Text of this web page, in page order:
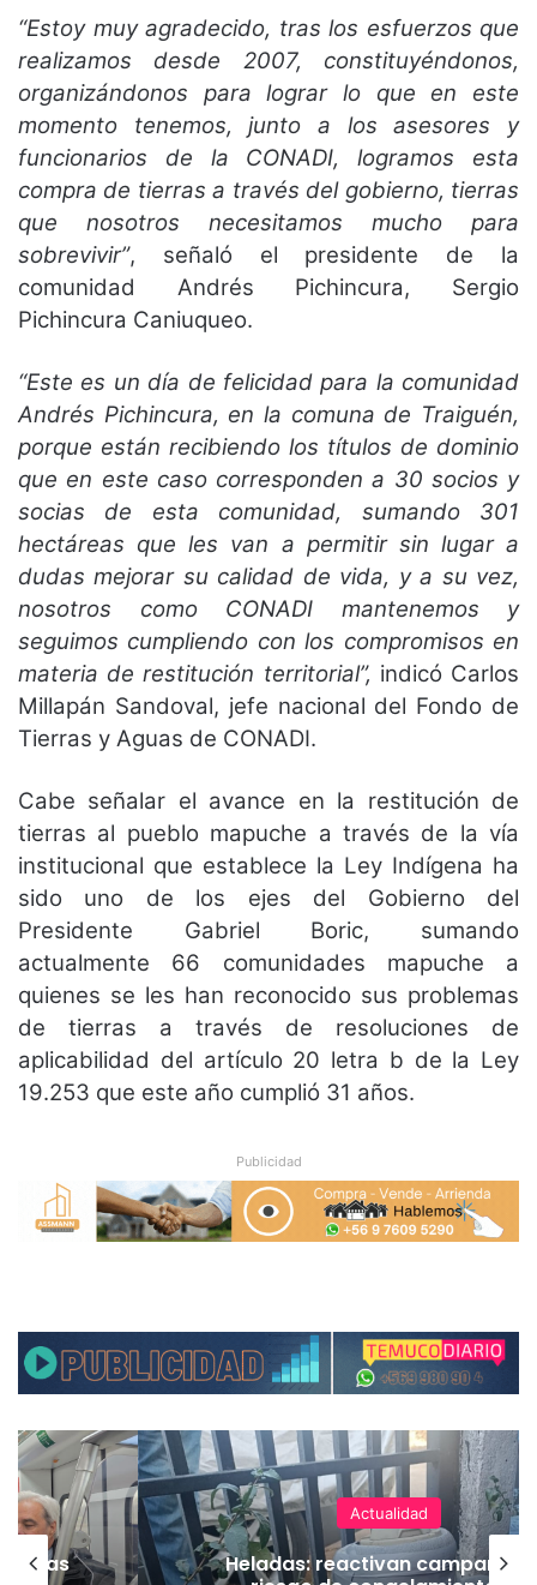
“Estoy muy agradecido, tras los esfuerzos que
realizamos desde 2007, constituyéndonos,
organizándonos para lograr lo que en este
momento tenemos, junto a los asesores y
funcionarios de la CONADI, logramos esta
compra de tierras a través del gobierno, tierras
que nosotros necesitamos mucho para
sobrevivir”, señaló el presidente de la
comunidad Andrés Pichincura, Sergio
Pichincura Caniuqueo.
“Este es un día de felicidad para la comunidad
Andrés Pichincura, en la comuna de Traiguén,
porque están recibiendo los títulos de dominio
que en este caso corresponden a 30 socios y
socias de esta comunidad, sumando 301
hectáreas que les van a permitir sin lugar a
dudas mejorar su calidad de vida, y a su vez,
nosotros como CONADI mantenemos y
seguimos cumpliendo con los compromisos en
materia de restitución territorial”, indicó Carlos
Millapán Sandoval, jefe nacional del Fondo de
Tierras y Aguas de CONADI.
Cabe señalar el avance en la restitución de
tierras al pueblo mapuche a través de la vía
institucional que establece la Ley Indígena ha
sido uno de los ejes del Gobierno del
Presidente Gabriel Boric, sumando
actualmente 66 comunidades mapuche a
quienes se les han reconocido sus problemas
de tierras a través de resoluciones de
aplicabilidad del artículo 20 letra b de la Ley
19.253 que este año cumplió 31 años.
Publicidad
vías
Actualidad
Heladas: reactivan campaña